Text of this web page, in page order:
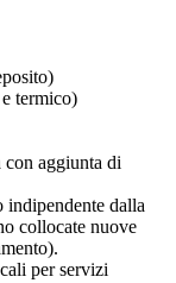
termico)
aggiunta di
indipendente dalla
collocate nuove
per servizi